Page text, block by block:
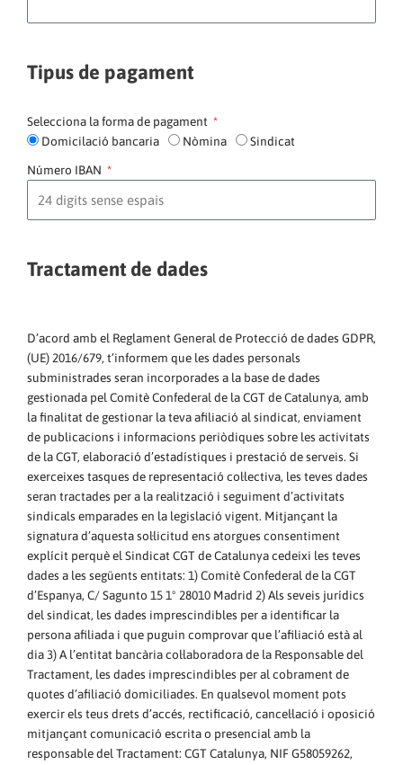
Tipus de pagament
Selecciona la forma de pagament
Domicilació bancaria
Nòmina
Sindicat
Número IBAN
Tractament de dades
D’acord amb el Reglament General de Protecció de dades GDPR,
(UE) 2016/679, t’informem que les dades personals
subministrades seran incorporades a la base de dades
gestionada pel Comitè Confederal de la CGT de Catalunya, amb
la finalitat de gestionar la teva afiliació al sindicat, enviament
de publicacions i informacions periòdiques sobre les activitats
de la CGT, elaboració d’estadístiques i prestació de serveis. Si
exerceixes tasques de representació col·lectiva, les teves dades
seran tractades per a la realització i seguiment d’activitats
sindicals emparades en la legislació vigent. Mitjançant la
signatura d’aquesta sol·licitud ens atorgues consentiment
explícit perquè el Sindicat CGT de Catalunya cedeixi les teves
dades a les següents entitats: 1) Comitè Confederal de la CGT
d’Espanya, C/ Sagunto 15 1º 28010 Madrid 2) Als seveis jurídics
del sindicat, les dades imprescindibles per a identificar la
persona afiliada i que puguin comprovar que l’afiliació està al
dia 3) A l’entitat bancària col·laboradora de la Responsable del
Tractament, les dades imprescindibles per al cobrament de
quotes d’afiliació domiciliades. En qualsevol moment pots
exercir els teus drets d’accés, rectificació, cancel·lació i oposició
mitjançant comunicació escrita o presencial amb la
responsable del Tractament: CGT Catalunya, NIF G58059262,